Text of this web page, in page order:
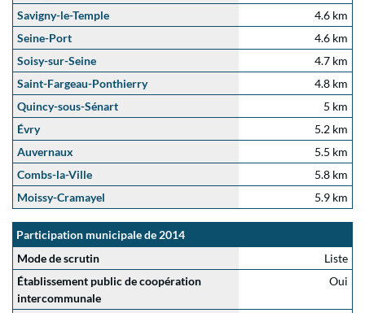
Savigny-le-Temple
4.6 km
Seine-Port
4.6 km
Soisy-sur-Seine
4.7 km
Saint-Fargeau-Ponthierry
4.8 km
Quincy-sous-Sénart
5 km
Évry
5.2 km
Auvernaux
5.5 km
Combs-la-Ville
5.8 km
Moissy-Cramayel
5.9 km
Participation municipale de 2014
Mode de scrutin
Liste
Établissement public de coopération
intercommunale
Oui